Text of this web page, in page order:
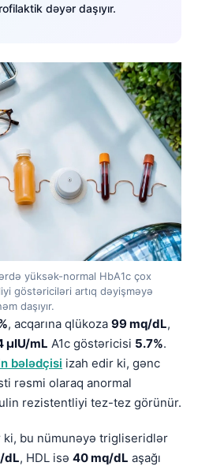
dəyər daşıyır.
yüksək-normal HbA1c çox
göstəriciləri artıq dəyişməyə
daşıyır.
, acqarına qlükoza 99 mq/dL,
µIU/mL A1c göstəricisi 5.7%.
bələdçisi izah edir ki, gənc
rəsmi olaraq anormal
rezistentliyi tez-tez görünür.
ki, bu nümunəyə trigliseridlər
dL, HDL isə 40 mq/dL aşağı